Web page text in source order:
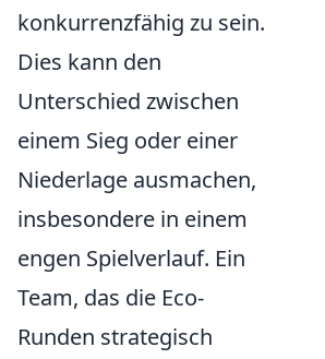
konkurrenzfähig zu sein.
Dies kann den
Unterschied zwischen
einem Sieg oder einer
Niederlage ausmachen,
insbesondere in einem
engen Spielverlauf. Ein
Team, das die Eco-
Runden strategisch